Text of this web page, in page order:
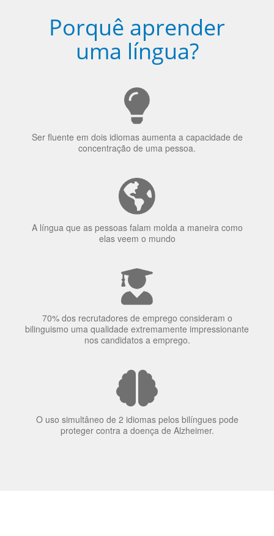
Porquê aprender
uma língua?
Ser fluente em dois idiomas aumenta a capacidade de
concentração de uma pessoa.
A língua que as pessoas falam molda a maneira como
elas veem o mundo
70% dos recrutadores de emprego consideram o
bilinguismo uma qualidade extremamente impressionante
nos candidatos a emprego.
O uso simultâneo de 2 idiomas pelos bilíngues pode
proteger contra a doença de Alzheimer.